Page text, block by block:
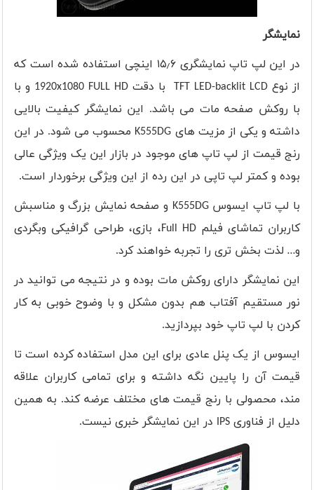
نمایشگر
در این لپ تاپ نمایشگری ۱۵٫۶ اینچی استفاده شده است که
از نوع TFT LED-backlit LCD با دقت 1920x1080 FULL HD و با
با روکش صفحه مات می باشد. این نمایشگر کیفیت بالایی
داشته و یکی از مزیت های K555DG محسوب می شود. در این
رنج قیمت از لپ تاپ های موجود در بازار این یک ویژگی عالی
بوده و کمتر لپ تاپی در این رده از این ویژگی برخوردار است.
با لپ تاپ ایسوسK555DG و صفحه نمایش بزرگ و مناسبش
کاربران تماشای فیلمFull HD، بازی، طراحی گرافیکی وبگردی
و… لذت بخش تری را تجربه خواهند کرد.
این نمایشگر دارای روکش مات بوده و در نتیجه می توانید در
نور مستقیم آفتاب هم بدون مشکل و با وضوح خوبی به کار
کردن با لپ تاپ خود بپردازید.
ایسوس از یک پنل عادی برای این مدل استفاده کرده است تا
قیمت آن را پایین نگه داشته و برای تمامی کاربران علاقه
مند، محصولی با رنج قیمت های مختلف عرضه کند. به همین
دلیل از فناوری IPS در این نمایشگر خبری نیست.